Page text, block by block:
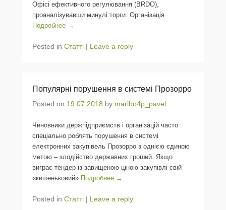
Офісі ефективного регулювання (BRDO),
проаналізувавши минулі торги. Організація
Подробнее →
Posted in Статті | Leave a reply
Популярні порушення в системі Прозорро
Posted on 19.07.2018 by marlbo4p_pavel
Чиновники держпідприємств і організацій часто
спеціально роблять порушення в системі
електронних закупівель Прозорро з однією єдиною
метою – злодійство державних грошей. Якщо
виграє тендер із завищеною ціною закупівлі свій
«кишеньковий» Подробнее →
Posted in Статті | Leave a reply